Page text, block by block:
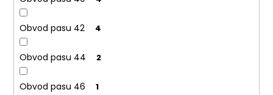
Obvod pasu 42 4
Obvod pasu 44 2
Obvod pasu 46 1